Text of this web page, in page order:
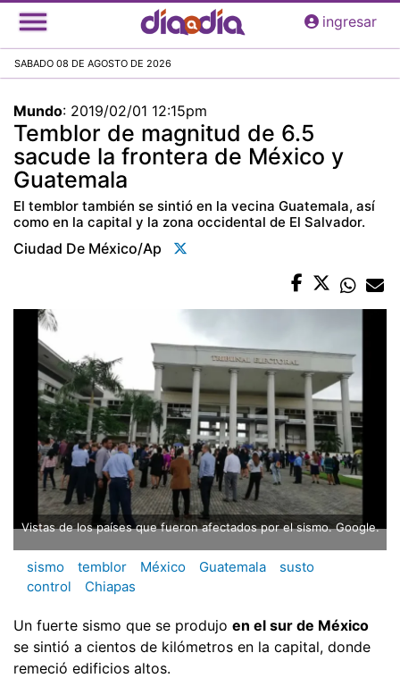
Pasar
al
principal
ingresar
SABADO 08 DE AGOSTO DE 2026
Mundo: 2019/02/01 12:15pm
Temblor de magnitud de 6.5
sacude la frontera de México y
Guatemala
El temblor también se sintió en la vecina Guatemala, así
como en la capital y la zona occidental de El Salvador.
Ciudad De México/ap
Vistas de los países que fueron afectados por el sismo. Google.
sismo temblor México Guatemala
susto
control
Chiapas
Un fuerte sismo que se produjo en el sur de México
se sintió a cientos de kilómetros en la capital, donde
remeció edificios altos.